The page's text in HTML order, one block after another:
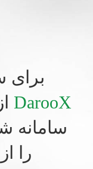
برای
DarooX
سامانه
را از